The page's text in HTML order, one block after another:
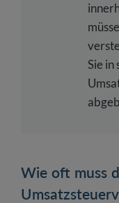
Sie in
Wie oft muss